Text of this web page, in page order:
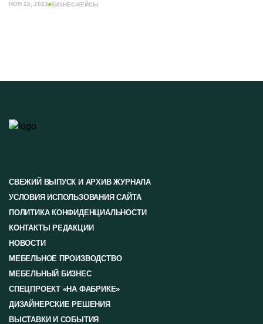
НОЯ 15, 2023 БИЗНЕС-КЕЙСЫ
СВЕЖИЙ ВЫПУСК И АРХИВ ЖУРНАЛА
УСЛОВИЯ ИСПОЛЬЗОВАНИЯ САЙТА
ПОЛИТИКА КОНФИДЕНЦИАЛЬНОСТИ
КОНТАКТЫ РЕДАКЦИИ
НОВОСТИ
МЕБЕЛЬНОЕ ПРОИЗВОДСТВО
МЕБЕЛЬНЫЙ БИЗНЕС
СПЕЦПРОЕКТ «НА ФАБРИКЕ»
ДИЗАЙНЕРСКИЕ РЕШЕНИЯ
ВЫСТАВКИ И СОБЫТИЯ